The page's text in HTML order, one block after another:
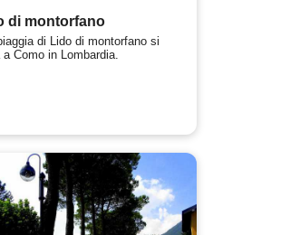
di montorfano
di Lido di montorfano si
Como in Lombardia.